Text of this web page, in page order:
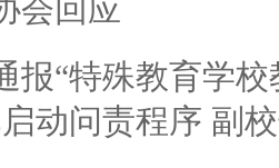
会回应
报“特殊教育学
动问责程序 副